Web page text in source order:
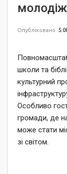
Опубліковано
школи та
культурний
Особливо
громади, де
може стати
зі світом.